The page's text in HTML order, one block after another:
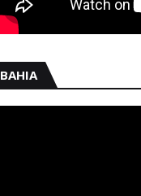
BAHIA